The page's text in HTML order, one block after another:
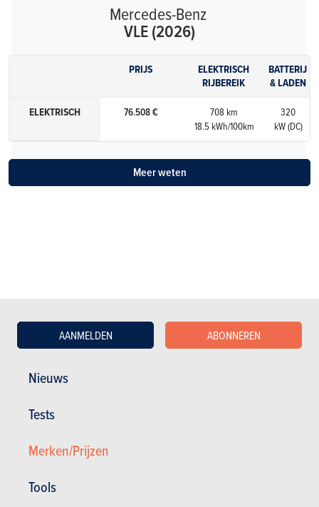
Nieuws
Tests
Merken/Prijzen
Tools
AANMELDEN ABONNEREN
Mercedes-Benz
VLE (2026)
PRIJS
ELEKTRISCH
RIJBEREIK
BATTERIJ
& LADEN
ELEKTRISCH
76.508 €
708 km
18.5 kWh/100km
320
kW (DC)
Meer weten